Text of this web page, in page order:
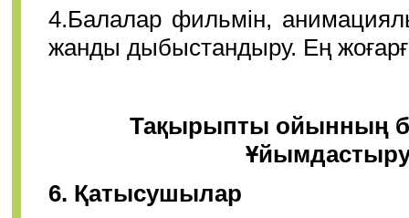
4.Балалар фильмін,
жанды дыбыстандыру. Ең
Тақырыпты ойынның
6. Қатысушылар